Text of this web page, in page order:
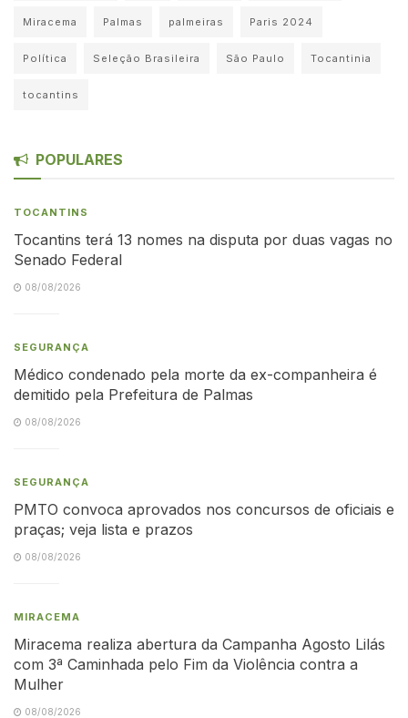
Miracema Palmas palmeiras Paris 2024
Política Seleção Brasileira São Paulo Tocantinia
tocantins
POPULARES
TOCANTINS
Tocantins terá 13 nomes na disputa por duas vagas no
Senado Federal
08/08/2026
SEGURANÇA
Médico condenado pela morte da ex-companheira é
demitido pela Prefeitura de Palmas
08/08/2026
SEGURANÇA
PMTO convoca aprovados nos concursos de oficiais e
praças; veja lista e prazos
08/08/2026
MIRACEMA
Miracema realiza abertura da Campanha Agosto Lilás
com 3ª Caminhada pelo Fim da Violência contra a
Mulher
08/08/2026